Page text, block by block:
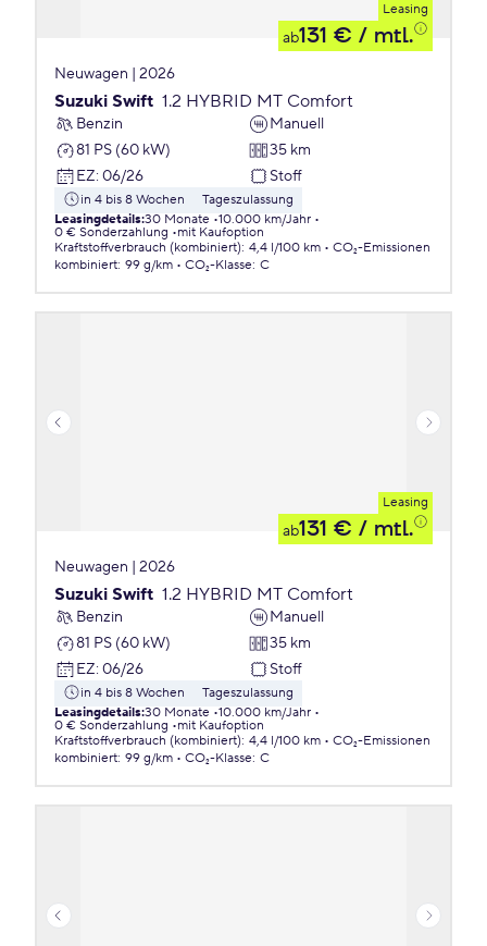
Leasing
ab131 € / mtl.
Neuwagen | 2026
Suzuki Swift 1.2 HYBRID MT Comfort
Benzin
Manuell
81 PS (60 kW)
35 km
EZ: 06/26 Stoff
in 4 bis 8 Wochen
Tageszulassung
Leasingdetails:30 Monate 10.000 km/Jahr
0 € Sonderzahlung
mit Kaufoption
Kraftstoffverbrauch (kombiniert): 4,4 l/100 km
CO₂-Emissionen
kombiniert: 99 g/km CO₂-Klasse: C
Leasing
ab131 € / mtl.
Neuwagen | 2026
Suzuki Swift 1.2 HYBRID MT Comfort
Benzin
Manuell
81 PS (60 kW)
35 km
EZ: 06/26 Stoff
in 4 bis 8 Wochen
Tageszulassung
Leasingdetails:30 Monate 10.000 km/Jahr
0 € Sonderzahlung
mit Kaufoption
Kraftstoffverbrauch (kombiniert): 4,4 l/100 km
CO₂-Emissionen
kombiniert: 99 g/km CO₂-Klasse: C